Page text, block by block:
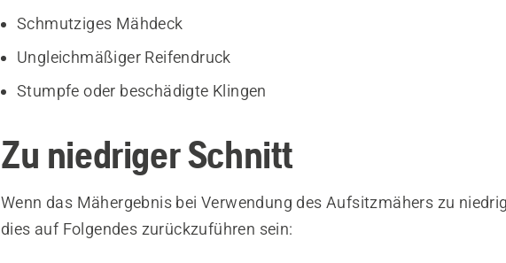
Schmutziges Mähdeck
Ungleichmäßiger Reifendruck
Stumpfe oder beschädigte Klingen
Zu niedriger Schnitt
Wenn das Mähergebnis bei Verwendung des Aufsitzmähers zu
dies auf Folgendes zurückzuführen sein: